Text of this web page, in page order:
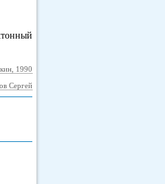
1990
Сергей